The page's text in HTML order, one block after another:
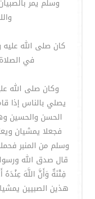
وسلم يمر
كان صلى الله
في
وكان صلى الله
يصلي بالناس إذا
الحسن والحسين
فجعلا يمشيان
وسلم من المنبر
قال صدق الله
هذين الصبيين